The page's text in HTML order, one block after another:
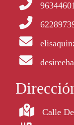
Calle